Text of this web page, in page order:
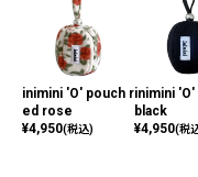
inimini 'O' pouch r
ed rose
¥4,950(税込)
inimini
black
¥4,950(税